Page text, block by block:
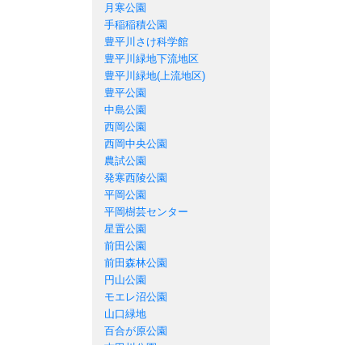
月寒公園
手稲稲積公園
豊平川さけ科学館
豊平川緑地下流地区
豊平川緑地(上流地区)
豊平公園
中島公園
西岡公園
西岡中央公園
農試公園
発寒西陵公園
平岡公園
平岡樹芸センター
星置公園
前田公園
前田森林公園
円山公園
モエレ沼公園
山口緑地
百合が原公園